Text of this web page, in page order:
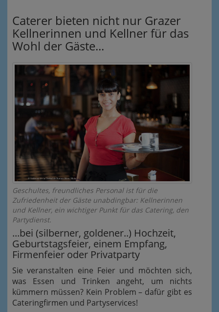
Caterer bieten nicht nur Grazer
Kellnerinnen und Kellner für das
Wohl der Gäste...
Geschultes, freundliches Personal ist für die
Zufriedenheit der Gäste unabdingbar: Kellnerinnen
und Kellner, ein wichtiger Punkt für das Catering, den
Partydienst.
...bei (silberner, goldener..) Hochzeit,
Geburtstagsfeier, einem Empfang,
Firmenfeier oder Privatparty
Sie veranstalten eine Feier und möchten sich,
was Essen und Trinken angeht, um nichts
kümmern müssen? Kein Problem – dafür gibt es
Cateringfirmen und Partyservices!